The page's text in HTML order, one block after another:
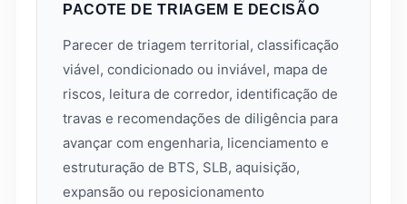
PACOTE DE TRIAGEM E DECISÃO
Parecer de triagem territorial, classificação
viável, condicionado ou inviável, mapa de
riscos, leitura de corredor, identificação de
travas e recomendações de diligência para
avançar com engenharia, licenciamento e
estruturação de BTS, SLB, aquisição,
expansão ou reposicionamento